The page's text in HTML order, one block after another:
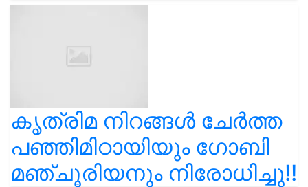
കൃത്രിമ നിറങ്ങൾ ചേർത്ത
പഞ്ഞിമിഠായിയും ഗോബി
മഞ്ചൂരിയനും നിരോധിച്ചു!!